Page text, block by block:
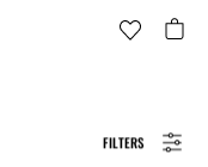
FILTERS